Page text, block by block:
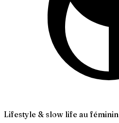
Lifestyle & slow life au féminin